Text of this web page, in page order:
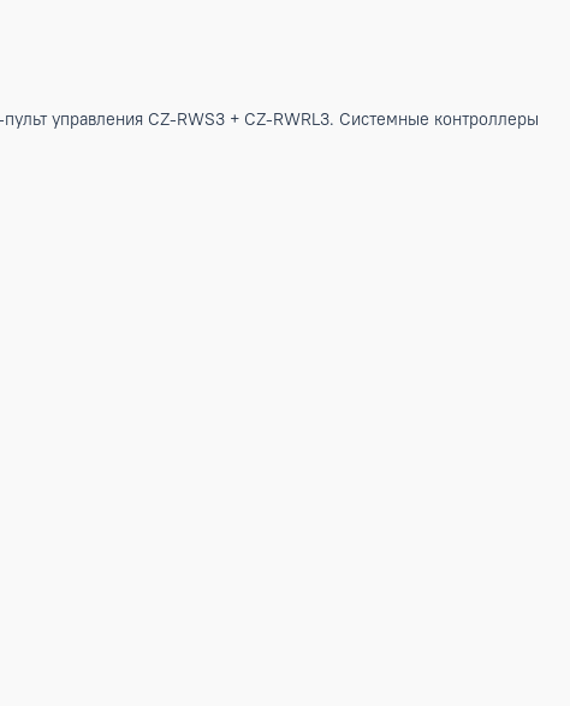
на высоту до 500 мм. Вентилятор с приводом постоянного
ИК-пульт управления CZ-RWS3 + CZ-RWRL3.